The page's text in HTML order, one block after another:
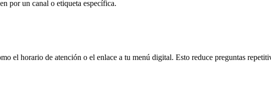
por un canal o etiqueta específica.
el horario de atención o el enlace a tu menú digital. Esto reduce preguntas